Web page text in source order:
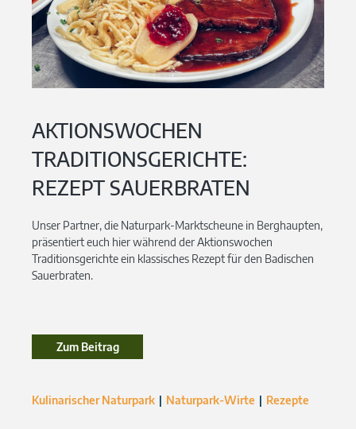
AKTIONSWOCHEN
TRADITIONSGERICHTE:
REZEPT SAUERBRATEN
Unser Partner, die Naturpark-Marktscheune in Berghaupten,
präsentiert euch hier während der Aktionswochen
Traditionsgerichte ein klassisches Rezept für den Badischen
Sauerbraten.
Zum Beitrag
Kulinarischer Naturpark Naturpark-Wirte Rezepte